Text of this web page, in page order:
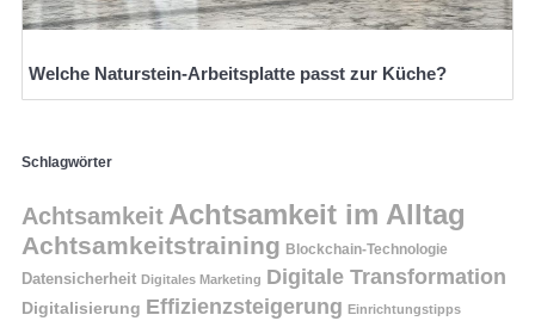
Welche Naturstein-Arbeitsplatte passt zur Küche?
Schlagwörter
Achtsamkeit Achtsamkeit im Alltag
Achtsamkeitstraining Blockchain-Technologie
Datensicherheit Digitales Marketing Digitale Transformation
Digitalisierung Effizienzsteigerung Einrichtungstipps